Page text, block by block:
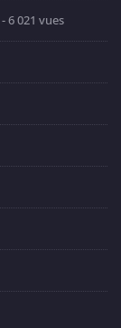
- 6 021 vues